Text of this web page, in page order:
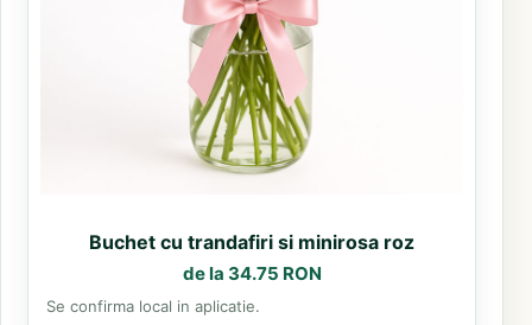
Buchet cu trandafiri si minirosa roz
de la 34.75 RON
Se confirma local in aplicatie.